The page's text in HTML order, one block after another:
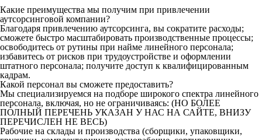
Какие преимущества мы получим при привлечении
аутсорсинговой компании?
Благодаря привлечению аутсорсинга, вы сократите расходы;
сможете быстро масштабировать производственные процессы;
освободитесь от рутины при найме линейного персонала;
избавитесь от рисков при трудоустройстве и оформлении
штатного персонала; получите доступ к квалифицированным
кадрам.
Какой персонал вы сможете предоставить?
Мы специализируемся на подборе широкого спектра линейного
персонала, включая, но не ограничиваясь: (НО БОЛЕЕ
ПОЛНЫЙ ПЕРЕЧЕНЬ УКАЗАН У НАС НА САЙТЕ, ВНИЗУ
ПЕРЕЧИСЛЕН НЕ ВЕСЬ)
Рабочие на склады и производства (сборщики, упаковщики,